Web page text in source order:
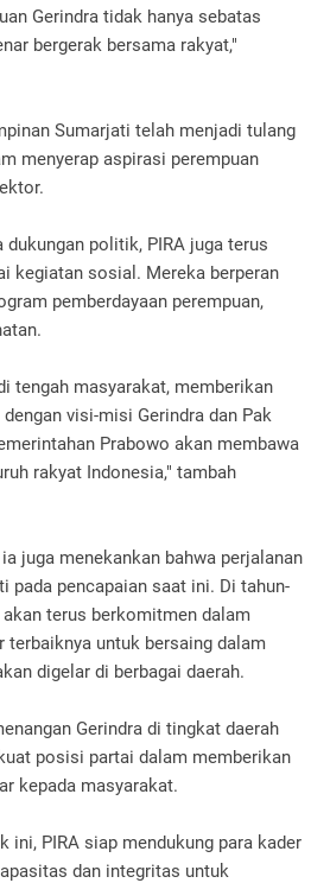
Gerindra tidak hanya sebatas
bergerak bersama rakyat,"
Sumarjati telah menjadi tulang
menyerap aspirasi perempuan
politik, PIRA juga terus
kegiatan sosial. Mereka berperan
pemberdayaan perempuan,
tengah masyarakat, memberikan
visi-misi Gerindra dan Pak
Prabowo akan membawa
rakyat Indonesia," tambah
juga menekankan bahwa perjalanan
pada pencapaian saat ini. Di tahun-
akan terus berkomitmen dalam
terbaiknya untuk bersaing dalam
digelar di berbagai daerah.
Gerindra di tingkat daerah
posisi partai dalam memberikan
kepada masyarakat.
ini, PIRA siap mendukung para kader
dan integritas untuk